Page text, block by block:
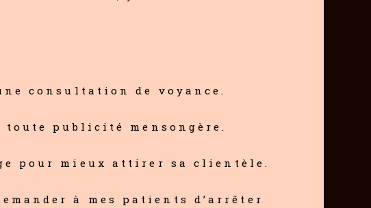
consultation de voyance.
publicité mensongère.
pour mieux attirer sa clientèle.
à mes patients d’arrêter